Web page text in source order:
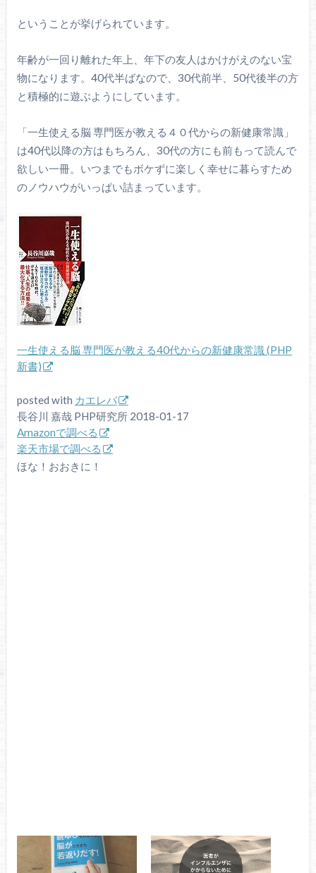
ということが挙げられています。
年齢が一回り離れた年上、年下の友人はかけがえのない宝
物になります。40代半ばなので、30代前半、50代後半の方
と積極的に遊ぶようにしています。
「一生使える脳 専門医が教える４０代からの新健康常識」
は40代以降の方はもちろん、30代の方にも前もって読んで
欲しい一冊。いつまでもボケずに楽しく幸せに暮らすため
のノウハウがいっぱい詰まっています。
一生使える脳 専門医が教える40代からの新健康常識 (PHP
新書)
posted with カエレバ
長谷川 嘉哉 PHP研究所 2018-01-17
Amazonで調べる
楽天市場で調べる
ほな！おおきに！